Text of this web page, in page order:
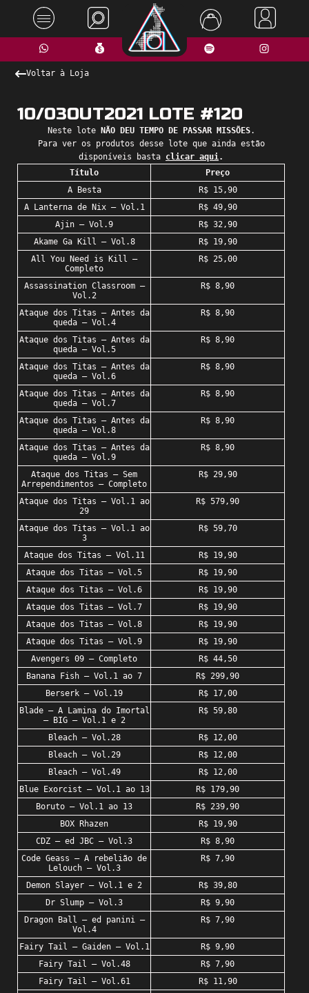
Voltar à Loja
10/03OUT2021 LOTE #120
Neste lote NÃO DEU TEMPO DE PASSAR MISSÕES.
Para ver os produtos desse lote que ainda estão
disponíveis basta clicar aqui.
Título
Preço
A Besta
R$ 15,90
A Lanterna de Nix – Vol.1
R$ 49,90
Ajin – Vol.9
R$ 32,90
Akame Ga Kill – Vol.8
R$ 19,90
All You Need is Kill –
Completo
R$ 25,00
Assassination Classroom –
Vol.2
R$ 8,90
Ataque dos Titas – Antes da
queda – Vol.4
R$ 8,90
Ataque dos Titas – Antes da
queda – Vol.5
R$ 8,90
Ataque dos Titas – Antes da
queda – Vol.6
R$ 8,90
Ataque dos Titas – Antes da
queda – Vol.7
R$ 8,90
Ataque dos Titas – Antes da
queda – Vol.8
R$ 8,90
Ataque dos Titas – Antes da
queda – Vol.9
R$ 8,90
Ataque dos Titas – Sem
Arrependimentos – Completo
R$ 29,90
Ataque dos Titas – Vol.1 ao
29
R$ 579,90
Ataque dos Titas – Vol.1 ao
3
R$ 59,70
Ataque dos Titas – Vol.11
R$ 19,90
Ataque dos Titas – Vol.5
R$ 19,90
Ataque dos Titas – Vol.6
R$ 19,90
Ataque dos Titas – Vol.7
R$ 19,90
Ataque dos Titas – Vol.8
R$ 19,90
Ataque dos Titas – Vol.9
R$ 19,90
Avengers 09 – Completo
R$ 44,50
Banana Fish – Vol.1 ao 7
R$ 299,90
Berserk – Vol.19
R$ 17,00
Blade – A Lamina do Imortal
– BIG – Vol.1 e 2
R$ 59,80
Bleach – Vol.28
R$ 12,00
Bleach – Vol.29
R$ 12,00
Bleach – Vol.49
R$ 12,00
Blue Exorcist – Vol.1 ao 13
R$ 179,90
Boruto – Vol.1 ao 13
R$ 239,90
BOX Rhazen
R$ 19,90
CDZ – ed JBC – Vol.3
R$ 8,90
Code Geass – A rebelião de
Lelouch – Vol.3
R$ 7,90
Demon Slayer – Vol.1 e 2
R$ 39,80
Dr Slump – Vol.3
R$ 9,90
Dragon Ball – ed panini –
Vol.4
R$ 7,90
Fairy Tail – Gaiden – Vol.1
R$ 9,90
Fairy Tail – Vol.48
R$ 7,90
Fairy Tail – Vol.61
R$ 11,90